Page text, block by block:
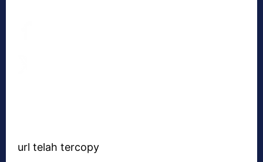
url telah tercopy